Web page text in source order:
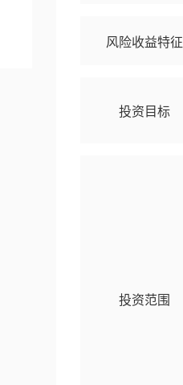
风险收益特征
投资目标
投资范围